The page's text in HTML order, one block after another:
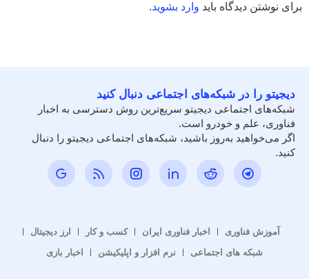
برای نوشتن دیدگاه باید وارد بشوید.
دیجیتو را در شبکه‌های اجتماعی دنبال کنید
شبکه‌های اجتماعی دیجیتو سریع‌ترین روش دسترسی به اخبار
فناوری، علم و خودرو است.
اگر می‌خواهید به‌روز باشید، شبکه‌های اجتماعی دیجیتو را دنبال
کنید.
آموزش فناوری اخبار فناوری ایران کسب و کار
ارز دیجیتال
شبکه های اجتماعی
نرم افزار و اپلیکیشن اخبار بازی